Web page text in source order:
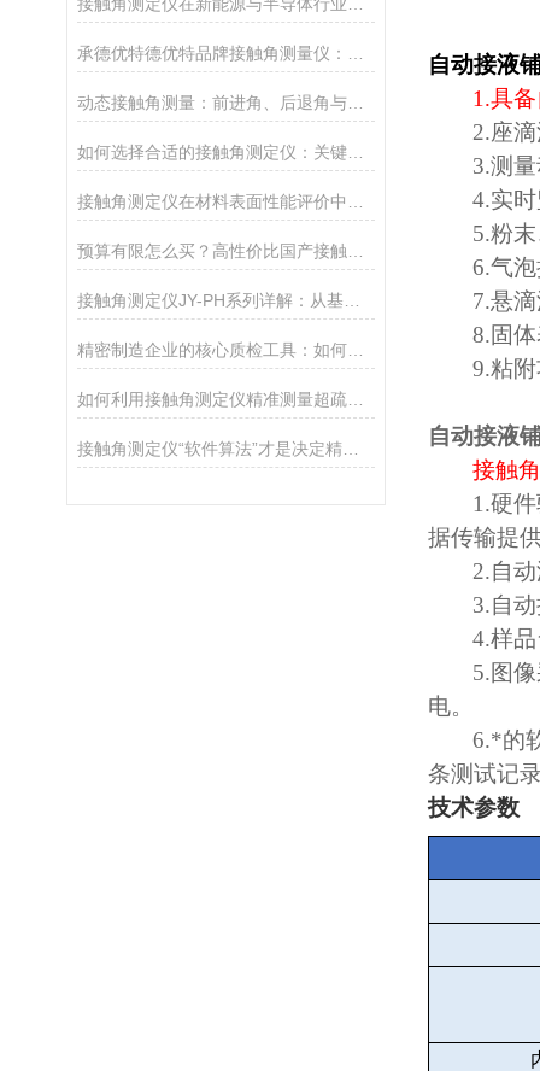
动态接触角测量：前进角、后退角与滚动角分析
如何选择合适的接触角测定仪：关键参数与配置解读
精密制造企业的核心质检工具：如何通过接触角控制产品质量
如何利用接触角测定仪精准测量超疏水材料（>150°）
接触角测定仪“软件算法”才是决定精度的灵魂
自动接液
1.具
2.座
3.测
4.实
5.粉
6.气
7.悬
8.固
9.粘
自动接液
接触
1.硬
据传输提
2.自
3.自
4.样
5.图
电。
6.*的
条测试记
技术参数